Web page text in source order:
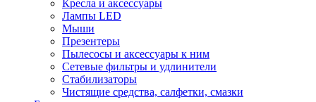
Кресла и аксессуары
Лампы LED
Мыши
Презентеры
Пылесосы и аксессуары к ним
Сетевые фильтры и удлинители
Стабилизаторы
Чистящие средства, салфетки, смазки